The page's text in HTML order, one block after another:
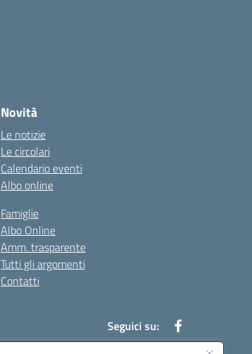
Novità
Le notizie
Le circolari
Calendario eventi
Albo online
Famiglie
Albo Online
Amm. trasparente
Tutti gli argomenti
Contatti
Seguici su: